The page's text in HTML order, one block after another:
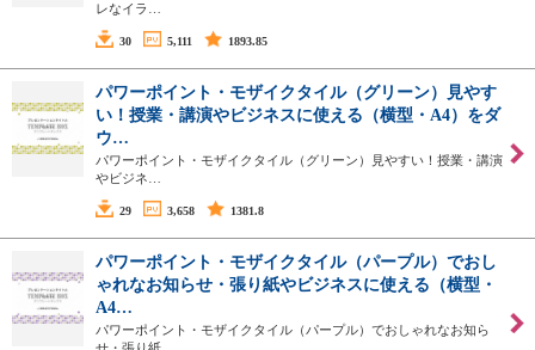
レなイラ…
30 5,111 1893.85
パワーポイント・モザイクタイル（グリーン）見やす
い！授業・講演やビジネスに使える（横型・A4）をダ
ウ…
パワーポイント・モザイクタイル（グリーン）見やすい！授業・講演
やビジネ…
29 3,658 1381.8
パワーポイント・モザイクタイル（パープル）でおし
ゃれなお知らせ・張り紙やビジネスに使える（横型・
A4…
パワーポイント・モザイクタイル（パープル）でおしゃれなお知ら